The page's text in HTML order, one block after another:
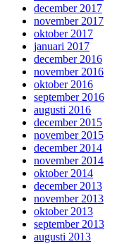
december 2017
november 2017
oktober 2017
januari 2017
december 2016
november 2016
oktober 2016
september 2016
augusti 2016
december 2015
november 2015
december 2014
november 2014
oktober 2014
december 2013
november 2013
oktober 2013
september 2013
augusti 2013